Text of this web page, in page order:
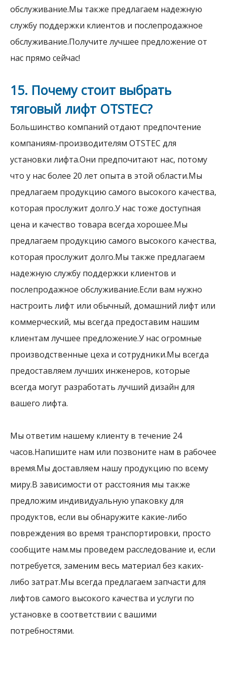
обслуживание.Мы также предлагаем надежную
службу поддержки клиентов и послепродажное
обслуживание.Получите лучшее предложение от
нас прямо сейчас!
15. Почему стоит выбрать
тяговый лифт OTSTEC?
Большинство компаний отдают предпочтение
компаниям-производителям OTSTEC для
установки лифта.Они предпочитают нас, потому
что у нас более 20 лет опыта в этой области.Мы
предлагаем продукцию самого высокого качества,
которая прослужит долго.У нас тоже доступная
цена и качество товара всегда хорошее.Мы
предлагаем продукцию самого высокого качества,
которая прослужит долго.Мы также предлагаем
надежную службу поддержки клиентов и
послепродажное обслуживание.Если вам нужно
настроить лифт или обычный, домашний лифт или
коммерческий, мы всегда предоставим нашим
клиентам лучшее предложение.У нас огромные
производственные цеха и сотрудники.Мы всегда
предоставляем лучших инженеров, которые
всегда могут разработать лучший дизайн для
вашего лифта.
Мы ответим нашему клиенту в течение 24
часов.Напишите нам или позвоните нам в рабочее
время.Мы доставляем нашу продукцию по всему
миру.В зависимости от расстояния мы также
предложим индивидуальную упаковку для
продуктов, если вы обнаружите какие-либо
повреждения во время транспортировки, просто
сообщите нам.мы проведем расследование и, если
потребуется, заменим весь материал без каких-
либо затрат.Мы всегда предлагаем запчасти для
лифтов самого высокого качества и услуги по
установке в соответствии с вашими
потребностями.